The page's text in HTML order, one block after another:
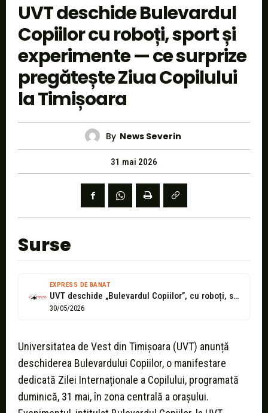
UVT deschide Bulevardul
Copiilor cu roboți, sport și
experimente — ce surprize
pregătește Ziua Copilului
la Timișoara
By News Severin
31 mai 2026
Surse
EXPRESS DE BANAT
UVT deschide „Bulevardul Copiilor”, cu roboți, sport și experimente
30/05/2026
Universitatea de Vest din Timișoara (UVT) anunță
deschiderea Bulevardului Copiilor, o manifestare
dedicată Zilei Internaționale a Copilului, programată
duminică, 31 mai, în zona centrală a orașului.